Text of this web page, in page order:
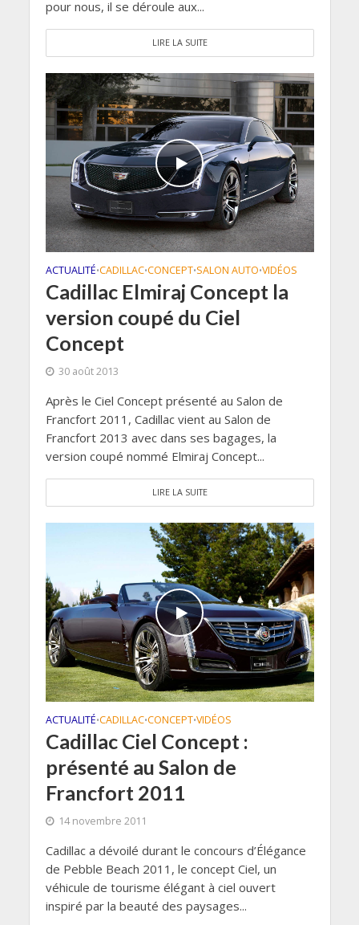
pour nous, il se déroule aux...
LIRE LA SUITE
ACTUALITÉ•CADILLAC•CONCEPT•SALON AUTO•VIDÉOS
Cadillac Elmiraj Concept la
version coupé du Ciel
Concept
30 août 2013
Après le Ciel Concept présenté au Salon de
Francfort 2011, Cadillac vient au Salon de
Francfort 2013 avec dans ses bagages, la
version coupé nommé Elmiraj Concept...
LIRE LA SUITE
ACTUALITÉ•CADILLAC•CONCEPT•VIDÉOS
Cadillac Ciel Concept :
présenté au Salon de
Francfort 2011
14 novembre 2011
Cadillac a dévoilé durant le concours d’Élégance
de Pebble Beach 2011, le concept Ciel, un
véhicule de tourisme élégant à ciel ouvert
inspiré par la beauté des paysages...